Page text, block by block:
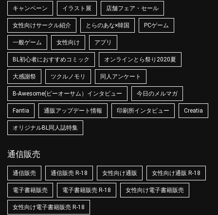
キャンペーン イラスト展 店舗フェア・セール
女性向けサークル紹介 とらのあな×韓国 PCゲーム
一般ゲーム 女性向け アプリ
BL初心者におすすめコミック オンラインとら祭り2020夏
大感謝祭 ツクルノモリ 同人アンケート
B-Awesome(ビーオーサム）インタビュー 今日のメルマガ
Fantia 通販アップデート情報 印刷所インタビュー Creatia
オリジナルBL同人誌特集
通信販売
通信販売 通信販売 R-18 女性向け通販 女性向け通販 R-18
電子書籍販売 電子書籍販売 R-18 女性向け電子書籍販売
女性向け電子書籍販売 R-18